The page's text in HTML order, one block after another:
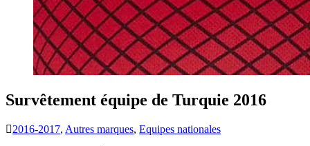
Survêtement équipe de Turquie 2016
2016-2017, Autres marques, Equipes nationales